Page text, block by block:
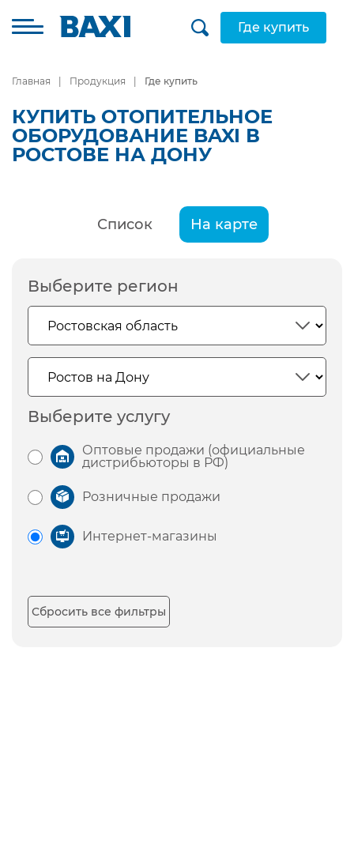
Где купить
Главная Продукция Где купить
КУПИТЬ ОТОПИТЕЛЬНОЕ
ОБОРУДОВАНИЕ BAXI В
РОСТОВЕ НА ДОНУ
Список На карте
Выберите регион
Выберите услугу
Оптовые продажи (официальные
дистрибьюторы в РФ)
Розничные продажи
Интернет-магазины
Сбросить все фильтры